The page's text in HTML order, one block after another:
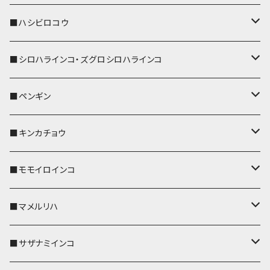
ストラップ付
キーケース
名刺入れ・カードケース
コインケース
メガネケース
ポシェット・バッグ
帆布・デニム
KONBU
Apple Watchバンド
ポーチ
リールのみ
ストラップ付
キーケース
名刺入れ・カードケース
メガネケース
IDカードホルダー
ポシェット・バッグ
帆布・デニム
KONBU
ポーチ
コインケース
IDカードホルダー
リール付きストラップ
リールのみ
ストラップ付
キーケース
名刺入れ・カードケース
ポシェット・バッグ
帆布・デニム
KONBU
ポーチ
コインケース
パスケース
リール付きストラップ
リールのみ
ストラップ付
メガネケース
コインケース
IDカードホルダー
ポーチ
ポシェット・バッグ
キーホルダー
パスケース
リール付きストラップ
リールのみ
ストラップ付
IDカードホルダー
メガネケース
コインケース
ポシェット・バッグ
キーカバー
キーホルダー
パスケース
IDカードホルダー
リール付きストラップ
リールのみ
ストラップ付
キーケース
メガネケース
■ハシビロコウ
キーカバー
キーホルダー
リール付きストラップ
リールのみ
ストラップ付
レザートレイ
パスケース
IDカードホルダー
■シロハラインコ・ズグロシロハラインコ
キーカバー
キーホルダー
リール付きストラップ
リールのみ
ストラップ付
パスケース
IDカードホルダー
■ペンギン
キーカバー
キーホルダー
パスケース
リール付きストラップ
■キンカチョウ
キーカバー
AppleWatchバンド
キーホルダー・チャーム
■モモイロインコ
キーカバー
キーホルダー
■マメルリハ
レザートレイ
■サザナミインコ